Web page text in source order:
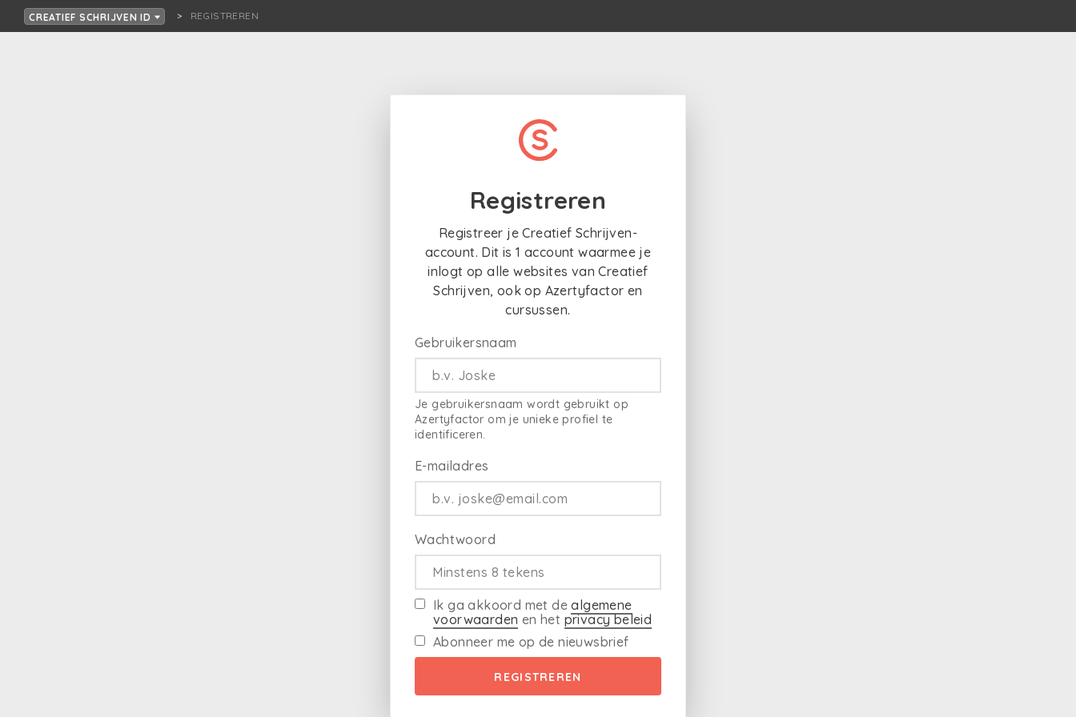
CREATIEF SCHRIJVEN ID REGISTREREN
Registreren
Registreer je Creatief Schrijven-
account. Dit is 1 account waarmee je
inlogt op alle websites van Creatief
Schrijven, ook op Azertyfactor en
cursussen.
Gebruikersnaam
Je gebruikersnaam wordt gebruikt op
Azertyfactor om je unieke profiel te
identificeren.
E-mailadres
Wachtwoord
Ik ga akkoord met dealgemene
voorwaarden en het privacy beleid
Abonneer me op de nieuwsbrief
REGISTREREN